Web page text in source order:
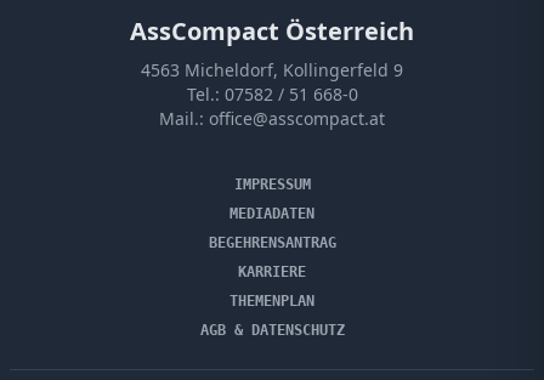
AssCompact Österreich
4563 Micheldorf, Kollingerfeld 9
Tel.: 07582 / 51 668-0
Mail.: office@asscompact.at
IMPRESSUM
MEDIADATEN
BEGEHRENSANTRAG
KARRIERE
THEMENPLAN
AGB & DATENSCHUTZ